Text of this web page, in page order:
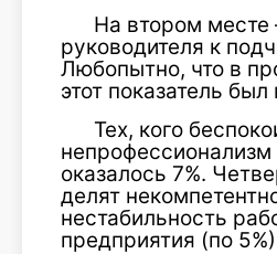
На втором
руководителя к
Любопытно, что в
этот показатель
Тех, кого
непрофессионализм
оказалось 7%.
делят
нестабильность
предприятия (по